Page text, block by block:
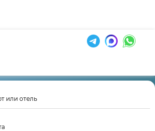
или отель